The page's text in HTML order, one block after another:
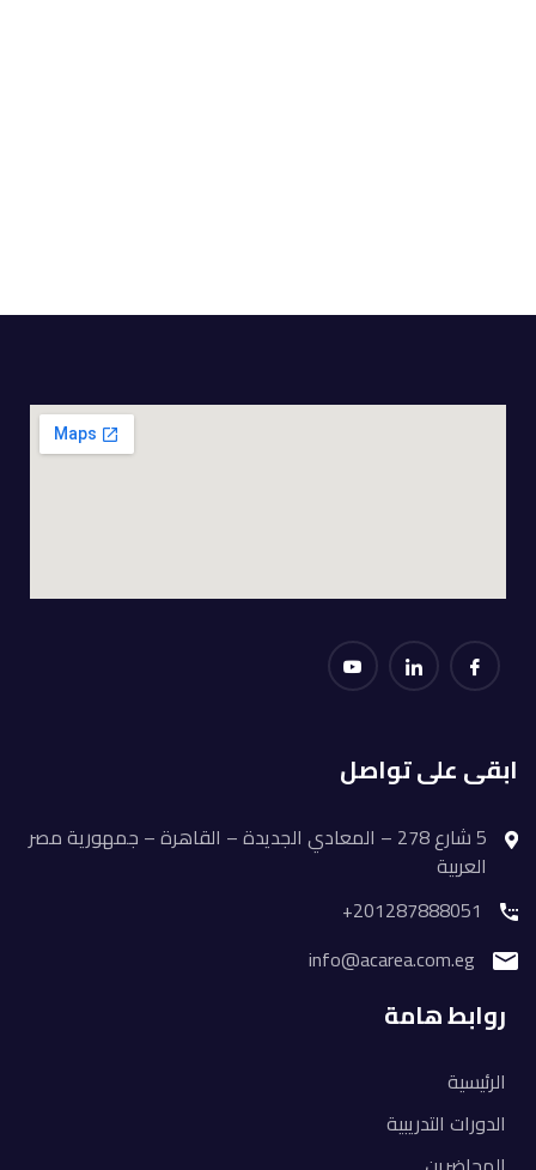
ابقى على تواصل
5 شارع 278 – المعادي الجديدة – القاهرة – جمهورية مصر
العربية
201287888051+
info@acarea.com.eg
روابط هامة
الرئيسية
الدورات التدريبية